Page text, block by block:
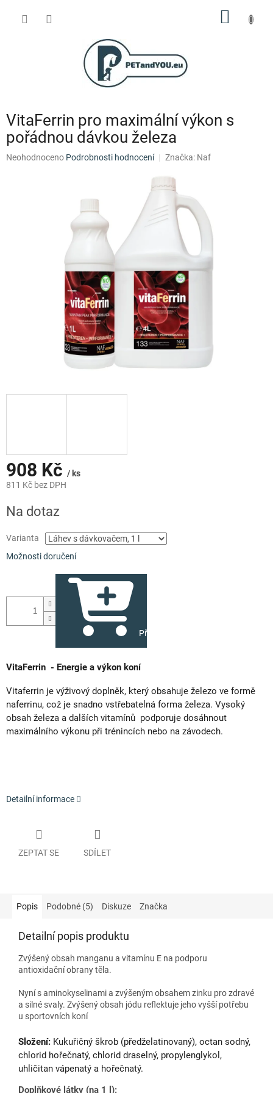
VitaFerrin pro maximální výkon s
pořádnou dávkou železa
Průměrné
Neohodnoceno Podrobnosti hodnocení Značka: Naf
908 Kč / ks
811 Kč bez DPH
cena:
Na dotaz
Varianta
Možnosti doručení
Přidat do košíku
VitaFerrin - Energie a výkon koní
Vitaferrin je výživový doplněk, který obsahuje železo ve formě
naferrinu, což je snadno vstřebatelná forma železa. Vysoký
obsah železa a dalších vitamínů podporuje dosáhnout
maximálního výkonu při trénincích nebo na závodech.
Detailní informace
ZEPTAT SE SDÍLET
Popis Podobné (5) Diskuze Značka
Detailní popis produktu
Zvýšený obsah manganu a vitamínu E na podporu
antioxidační obrany těla.
Nyní s aminokyselinami a zvýšeným obsahem zinku pro zdravé
a silné svaly. Zvýšený obsah jódu reflektuje jeho vyšší potřebu
u sportovních koní
Složení: Kukuřičný škrob (předželatinovaný), octan sodný,
chlorid hořečnatý, chlorid draselný, propylenglykol,
uhličitan vápenatý a hořečnatý.
Doplňkové látky (na 1 l):